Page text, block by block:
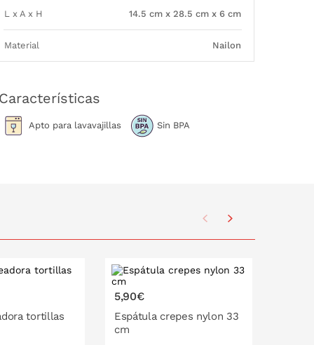
L x A x H 14.5 cm x 28.5 cm x 6 cm
Material Nailon
Características
Apto para lavavajillas Sin BPA
tortillas
5,90€
Espátula crepes nylon 33
cm